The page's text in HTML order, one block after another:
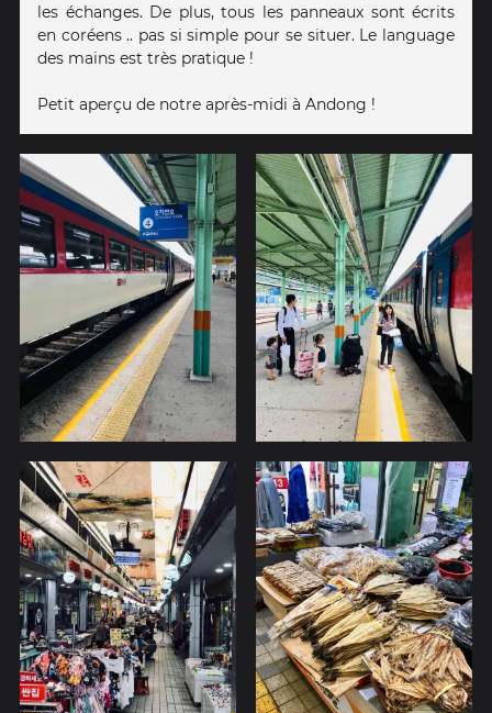
les échanges. De plus, tous les panneaux sont écrits
en coréens .. pas si simple pour se situer. Le language
des mains est très pratique !
Petit aperçu de notre après-midi à Andong !